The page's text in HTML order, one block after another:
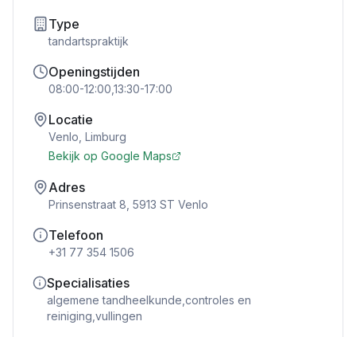
Type
tandartspraktijk
Openingstijden
08:00-12:00,13:30-17:00
Locatie
Venlo Limburg
Bekijk op Google Maps
Adres
Prinsenstraat 8, 5913 ST Venlo
Telefoon
+31 77 354 1506
Specialisaties
algemene tandheelkunde,controles en
reiniging,vullingen